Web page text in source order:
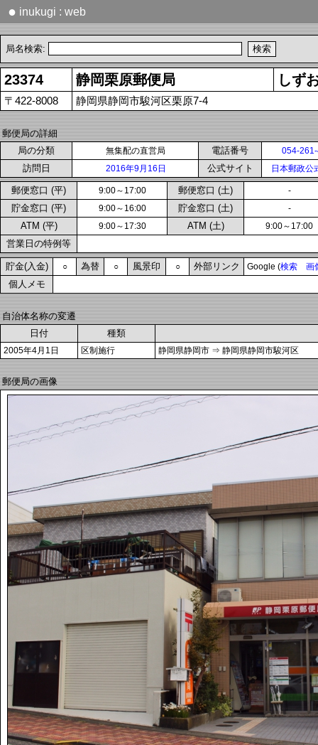
● inukugi : web
局名検索:
23374 静岡栗原郵便局 しず
〒422-8008 静岡県静岡市駿河区栗原7-4
郵便局の詳細
局の分類
無集配の直営局 電話番号 054-
訪問日 2016年9月16日 公式サイト 日本郵政公
郵便窓口 (平) 9:00～17:00 郵便窓口 (土) -
貯金窓口 (平) 9:00～16:00 貯金窓口 (土) -
ATM (平) 9:00～17:30 ATM (土) 9:00～17:00
営業日の特例等
貯金(入金) ○ 為替 ○ 風景印 ○ 外部リンク Google (検索 画
個人メモ
自治体名称の変遷
日付
種類
2005年4月1日 区制施行 静岡県静岡市 ⇒ 静岡県静岡市駿河区
郵便局の画像